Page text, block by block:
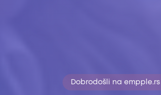
Dobrodošli na empple.rs